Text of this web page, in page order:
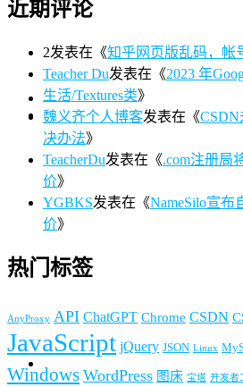
近期评论
2发表在《知乎网页版乱码，帐
Teacher Du发表在《2023 年
生活/Textures类》
魏义齐个人博客发表在《
决办法》
TeacherDu发表在《.com注册局
价》
YGBKS发表在《NameSilo宣布
价》
热门标签
AnyProxy API ChatGPT Chrome CSDN
JavaScript jQuery JSON Linux
Windows WordPress 图床 宝塔 开发者